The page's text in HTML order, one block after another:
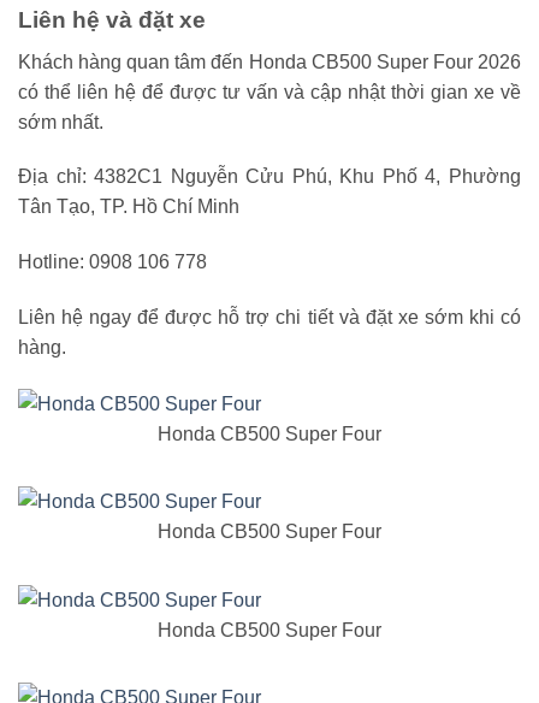
Liên hệ và đặt xe
Khách hàng quan tâm đến Honda CB500 Super Four 2026
có thể liên hệ để được tư vấn và cập nhật thời gian xe về
sớm nhất.
Địa chỉ: 4382C1 Nguyễn Cửu Phú, Khu Phố 4, Phường
Tân Tạo, TP. Hồ Chí Minh
Hotline: 0908 106 778
Liên hệ ngay để được hỗ trợ chi tiết và đặt xe sớm khi có
hàng.
Honda CB500 Super Four
Honda CB500 Super Four
Honda CB500 Super Four